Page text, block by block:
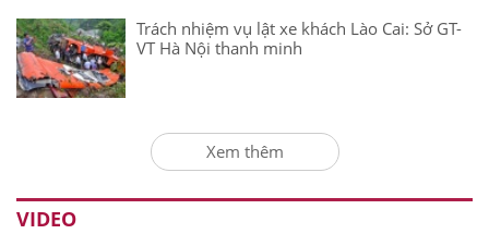
Trách nhiệm vụ lật xe khách Lào Cai: Sở GT-
VT Hà Nội thanh minh
Xem thêm
VIDEO